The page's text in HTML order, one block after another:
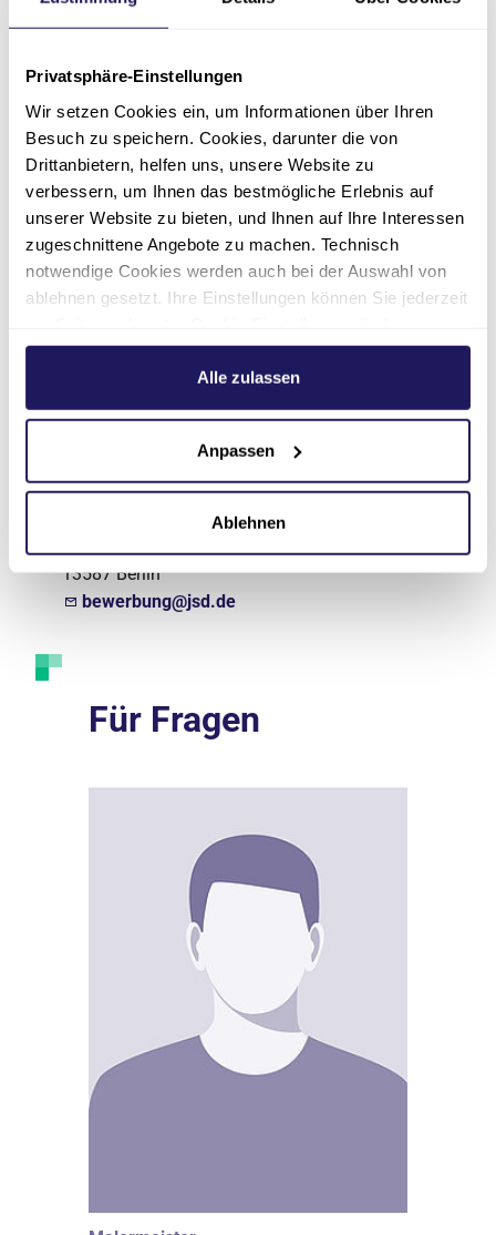
Privatsphäre-Einstellungen
Wir setzen Cookies ein, um Informationen über Ihren
Besuch zu speichern. Cookies, darunter die von
Drittanbietern, helfen uns, unsere Website zu
verbessern, um Ihnen das bestmögliche Erlebnis auf
unserer Website zu bieten, und Ihnen auf Ihre Interessen
zugeschnittene Angebote zu machen. Technisch
notwendige Cookies werden auch bei der Auswahl von
ablehnen gesetzt. Ihre Einstellungen können Sie jederzeit
Weitere Informationen hierzu finden Sie in unserer
.
Alle zulassen
Anpassen
Ablehnen
Ja, ich will!
Gutes tun. Jeden Tag. Dann bewerben
Sie sich jetzt direkt online und werden
Sie Teil der Johannesstift Diakonie.
Jetzt bewerben
Möglich ist das bis zum 31.08.2026. Alternativ
Angabe der Jobnummer PRS_006598
zusenden.
Johannesstift Diakonie Proclusio
Team Personal Proclusio |
Bewerbungsmanagement
13587 Berlin
bewerbung@jsd.de
Für Fragen